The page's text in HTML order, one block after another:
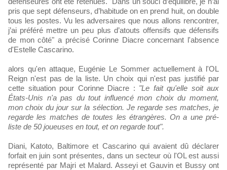
pris que sept défenseurs, d’habitude on en prend huit, on double
tous les postes. Vu les adversaires que nous allons rencontrer,
j’ai préféré mettre un peu plus d’atouts offensifs que défensifs
de mon côté" a précisé Corinne Diacre concernant l'absence
d'Estelle Cascarino.
alors qu'en attaque, Eugénie Le Sommer actuellement à l'OL
Reign n'est pas de la liste. Un choix qui n'est pas justifié par
cette situation pour Corinne Diacre : "Le fait qu'elle soit aux
États-Unis n'a pas du tout influencé mon choix du moment,
mon choix du jour sur la sélection. Je regarde ses matches, je
regarde les matches de toutes les étrangères. On a une pré-
liste de 50 joueuses en tout, et on regarde tout".
Diani, Katoto, Baltimore et Cascarino qui avaient dû déclarer
forfait en juin sont présentes, dans un secteur où l'OL est aussi
représenté par Majri et Malard. Asseyi et Gauvin et Bussy ont